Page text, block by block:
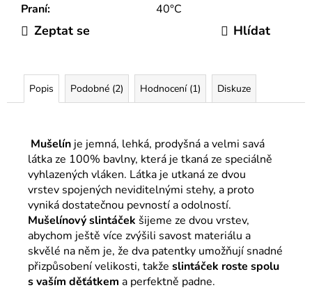
Praní: 40°C
Zeptat se Hlídat
Popis Podobné (2) Hodnocení (1) Diskuze
Mušelín je jemná, lehká, prodyšná a velmi savá
látka ze 100% bavlny, která je tkaná ze speciálně
vyhlazených vláken. Látka je utkaná ze dvou
vrstev spojených neviditelnými stehy, a proto
vyniká dostatečnou pevností a odolností.
Mušelínový slintáček šijeme ze dvou vrstev,
abychom ještě více zvýšili savost materiálu a
skvělé na něm je, že dva patentky umožňují snadné
přizpůsobení velikosti, takže slintáček roste spolu
s vaším děťátkem a perfektně padne.